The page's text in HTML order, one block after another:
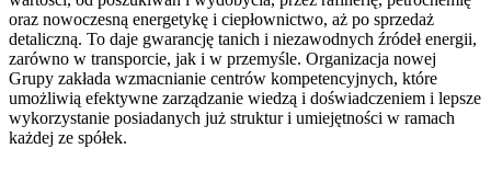
oraz nowoczesną energetykę i ciepłownictwo, aż po sprzedaż
detaliczną. To daje gwarancję tanich i niezawodnych źródeł energii,
zarówno w transporcie, jak i w przemyśle. Organizacja nowej
Grupy zakłada wzmacnianie centrów kompetencyjnych, które
umożliwią efektywne zarządzanie wiedzą i doświadczeniem i lepsze
wykorzystanie posiadanych już struktur i umiejętności w ramach
każdej ze spółek.